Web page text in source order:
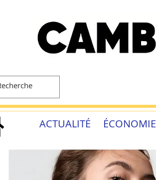
ACTUALITÉ ÉCONOMIE